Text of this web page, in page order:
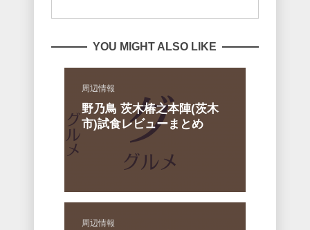
YOU MIGHT ALSO LIKE
周辺情報
野乃鳥 茨木椿之本陣(茨木
市)試食レビューまとめ
周辺情報